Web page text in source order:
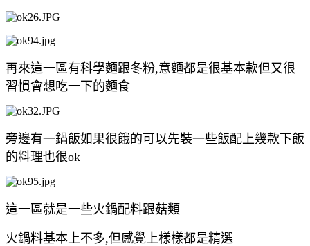
再來這一區有科學麵跟冬粉,意麵都是很基本款但又很
習慣會想吃一下的麵食
旁邊有一鍋飯如果很餓的可以先裝一些飯配上幾款下飯
的料理也很ok
這一區就是一些火鍋配料跟菇類
火鍋料基本上不多,但感覺上樣樣都是精選